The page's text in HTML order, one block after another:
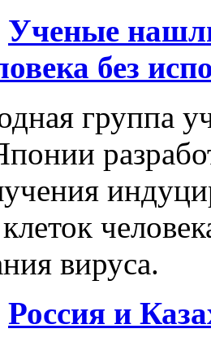
Ученые
без
группа
вируса.
Россия и